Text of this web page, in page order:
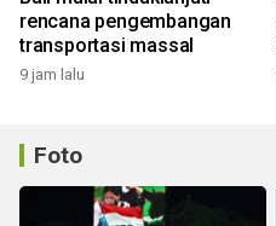
rencana pengembangan
transportasi massal
9 jam lalu
Foto